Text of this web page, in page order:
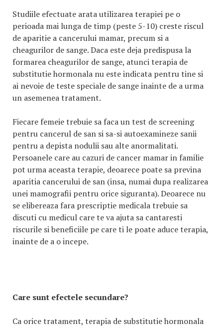
Studiile efectuate arata utilizarea terapiei pe o
perioada mai lunga de timp (peste 5-10) creste riscul
de aparitie a cancerului mamar, precum si a
cheagurilor de sange. Daca este deja predispusa la
formarea cheagurilor de sange, atunci terapia de
substitutie hormonala nu este indicata pentru tine si
ai nevoie de teste speciale de sange inainte de a urma
un asemenea tratament.
Fiecare femeie trebuie sa faca un test de screening
pentru cancerul de san si sa-si autoexamineze sanii
pentru a depista nodulii sau alte anormalitati.
Persoanele care au cazuri de cancer mamar in familie
pot urma aceasta terapie, deoarece poate sa previna
aparitia cancerului de san (insa, numai dupa realizarea
unei mamografii pentru orice siguranta). Deoarece nu
se elibereaza fara prescriptie medicala trebuie sa
discuti cu medicul care te va ajuta sa cantaresti
riscurile si beneficiile pe care ti le poate aduce terapia,
inainte de a o incepe.
Care sunt efectele secundare?
Ca orice tratament, terapia de substitutie hormonala